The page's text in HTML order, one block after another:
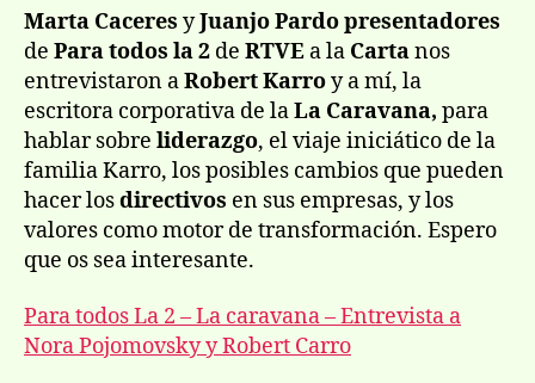
entrada
entrada
2
Marta Caceres yJuanjo Pardo presentadores
de Para todos la 2 de RTVE a la Cartanos
entrevistaron aRobert Karroy a mí, la
escritora corporativa de laLa Caravana, para
hablar sobre liderazgo, el viaje iniciático de la
familia Karro, los posibles cambios que pueden
hacer losdirectivos en sus empresas, y los
valores como motor de transformación. Espero
que os sea interesante.
Para todos La 2 – La caravana – Entrevista a
Nora Pojomovsky y Robert Carro